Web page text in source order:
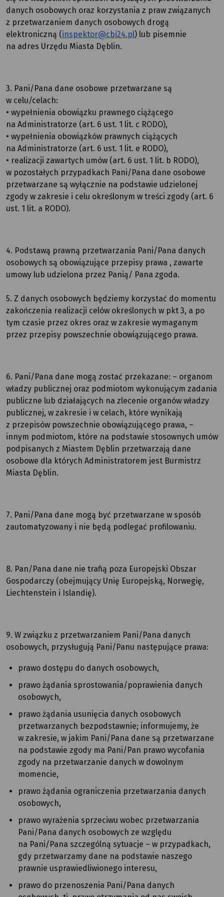
danych osobowych oraz korzystania z praw związanych
z przetwarzaniem danych osobowych drogą
elektroniczną (inspektor@cbi24.pl) lub pisemnie
na adres Urzędu Miasta Dęblin.
3. Pani/Pana dane osobowe przetwarzane są
w celu/celach:
• wypełnienia obowiązku prawnego ciążącego
na Administratorze (art. 6 ust. 1 lit. c RODO),
• wypełnienia obowiązków prawnych ciążących
na Administratorze (art. 6 ust. 1 lit. e RODO),
• realizacji zawartych umów (art. 6 ust. 1 lit. b RODO),
w pozostałych przypadkach Pani/Pana dane osobowe
przetwarzane są wyłącznie na podstawie udzielonej
zgody w zakresie i celu określonym w treści zgody (art. 6
ust. 1 lit. a RODO).
4. Podstawą prawną przetwarzania Pani/Pana danych
osobowych są obowiązujące przepisy prawa , zawarte
umowy lub udzielona przez Panią/ Pana zgoda.
5. Z danych osobowych będziemy korzystać do momentu
zakończenia realizacji celów określonych w pkt 3, a po
tym czasie przez okres oraz w zakresie wymaganym
przez przepisy powszechnie obowiązującego prawa.
6. Pani/Pana dane mogą zostać przekazane: – organom
władzy publicznej oraz podmiotom wykonującym zadania
publiczne lub działających na zlecenie organów władzy
publicznej, w zakresie i w celach, które wynikają
z przepisów powszechnie obowiązującego prawa, –
innym podmiotom, które na podstawie stosownych umów
podpisanych z Miastem Dęblin przetwarzają dane
osobowe dla których Administratorem jest Burmistrz
Miasta Dęblin.
7. Pani/Pana dane mogą być przetwarzane w sposób
zautomatyzowany i nie będą podlegać profilowaniu.
8. Pan/Pana dane nie trafią poza Europejski Obszar
Gospodarczy (obejmujący Unię Europejską, Norwegię,
Liechtenstein i Islandię).
9. W związku z przetwarzaniem Pani/Pana danych
osobowych, przysługują Pani/Panu następujące prawa:
prawo dostępu do danych osobowych,
prawo żądania sprostowania/poprawienia danych
osobowych,
prawo żądania usunięcia danych osobowych
przetwarzanych bezpodstawnie; informujemy, że
w zakresie, w jakim Pani/Pana dane są przetwarzane
na podstawie zgody ma Pani/Pan prawo wycofania
zgody na przetwarzanie danych w dowolnym
momencie,
prawo żądania ograniczenia przetwarzania danych
osobowych,
prawo wyrażenia sprzeciwu wobec przetwarzania
Pani/Pana danych osobowych ze względu
na Pani/Pana szczególną sytuacje – w przypadkach,
gdy przetwarzamy dane na podstawie naszego
prawnie usprawiedliwionego interesu,
prawo do przenoszenia Pani/Pana danych